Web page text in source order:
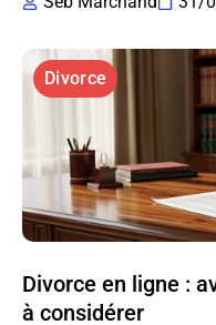
Divorce
Divorce en ligne :
à considérer